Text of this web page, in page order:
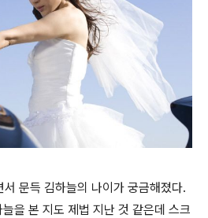
문득 김하늘의 나이가 궁금해졌다.
을 본 지도 제법 지난 것 같은데 스크